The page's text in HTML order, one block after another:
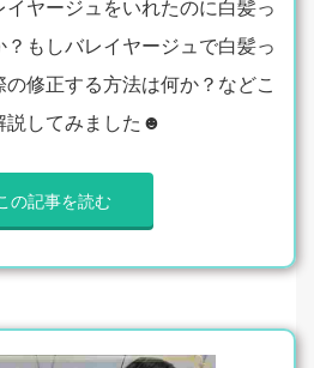
ヤージュをいれたのに白髪っ
もしバレイヤージュで白髪っ
修正する方法は何か？などこ
説してみました☻
の記事を読む